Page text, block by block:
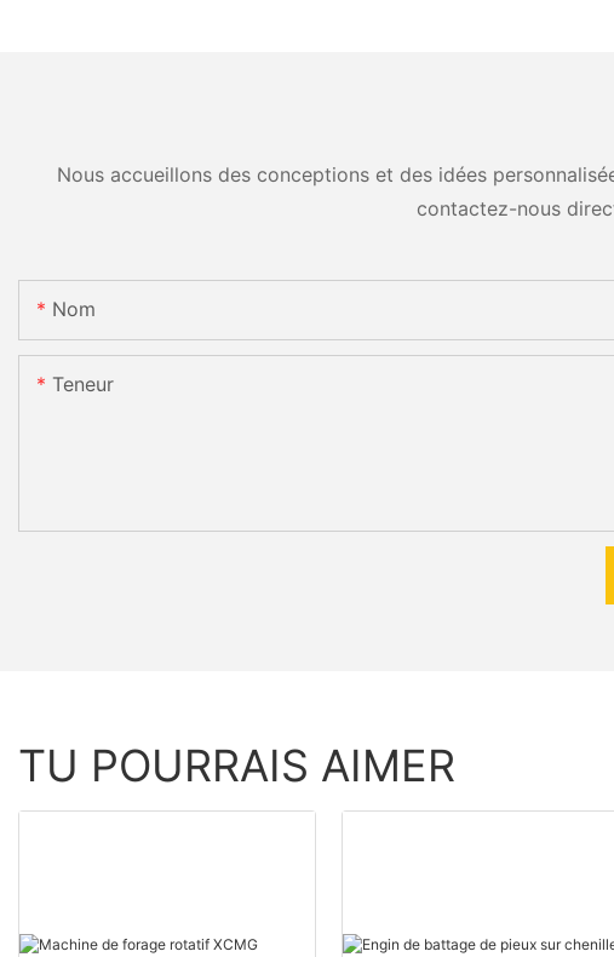
Nous accueillons des conceptions et des idées
contactez-nous
Nom
Teneur
TU POURRAIS AIMER